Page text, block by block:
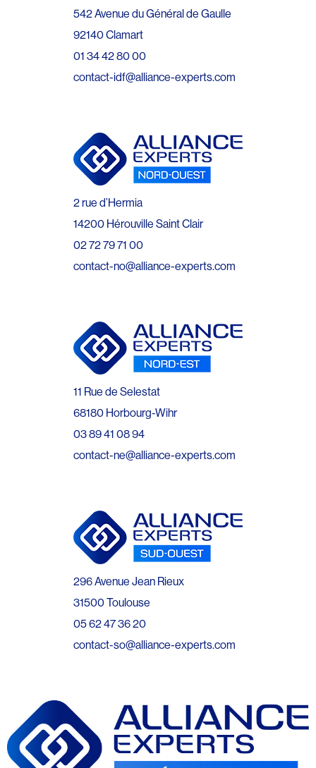
542 Avenue du Général de Gaulle
92140 Clamart
01 34 42 80 00
contact-idf@alliance-experts.com
2 rue d’Hermia
14200 Hérouville Saint Clair
02 72 79 71 00
contact-no@alliance-experts.com
11 Rue de Selestat
68180 Horbourg-Wihr
03 89 41 08 94
contact-ne@alliance-experts.com
296 Avenue Jean Rieux
31500 Toulouse
05 62 47 36 20
contact-so@alliance-experts.com